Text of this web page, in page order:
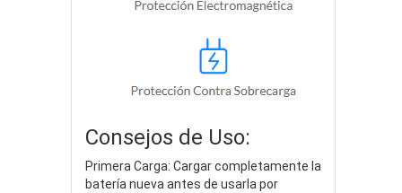
Consejos de Uso:
Primera Carga: Cargar completamente la
batería nueva antes de usarla por